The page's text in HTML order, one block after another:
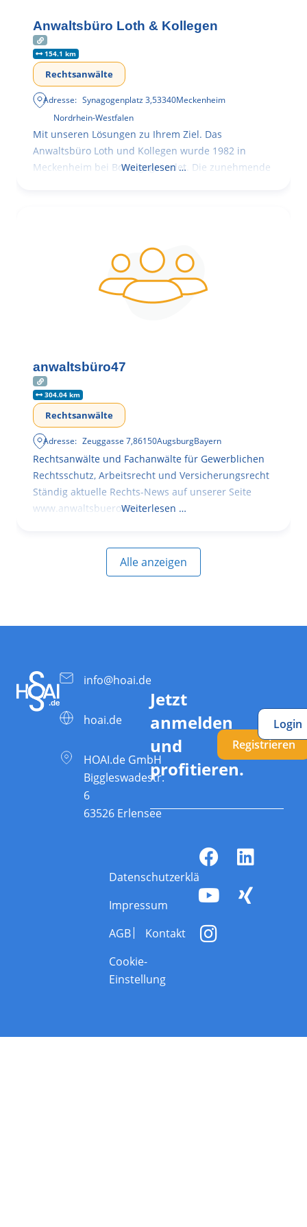
Anwaltsbüro Loth & Kollegen
154.1 km
Rechtsanwälte
Adresse: Synagogenplatz 3,53340Meckenheim
Nordrhein-Westfalen
Mit unseren Lösungen zu Ihrem Ziel. Das
Anwaltsbüro Loth und Kollegen wurde 1982 in
Meckenheim bei Bonn gegründet. Die zunehmende
Weiterlesen …
anwaltsbüro47
304.04 km
Rechtsanwälte
Adresse: Zeuggasse 7,86150AugsburgBayern
Rechtsanwälte und Fachanwälte für Gewerblichen
Rechtsschutz, Arbeitsrecht und Versicherungsrecht
Ständig aktuelle Rechts-News auf unserer Seite
www.anwaltsbuero47.deWeiterlesen …
Alle anzeigen
info@hoai.de
hoai.de
HOAI.de GmbH
Biggleswadestr.
6
63526 Erlensee
Jetzt
anmelden
und
profitieren.
Registrieren
Login
Datenschutzerklärung
Impressum
AGB
Kontakt
Cookie-
Einstellung